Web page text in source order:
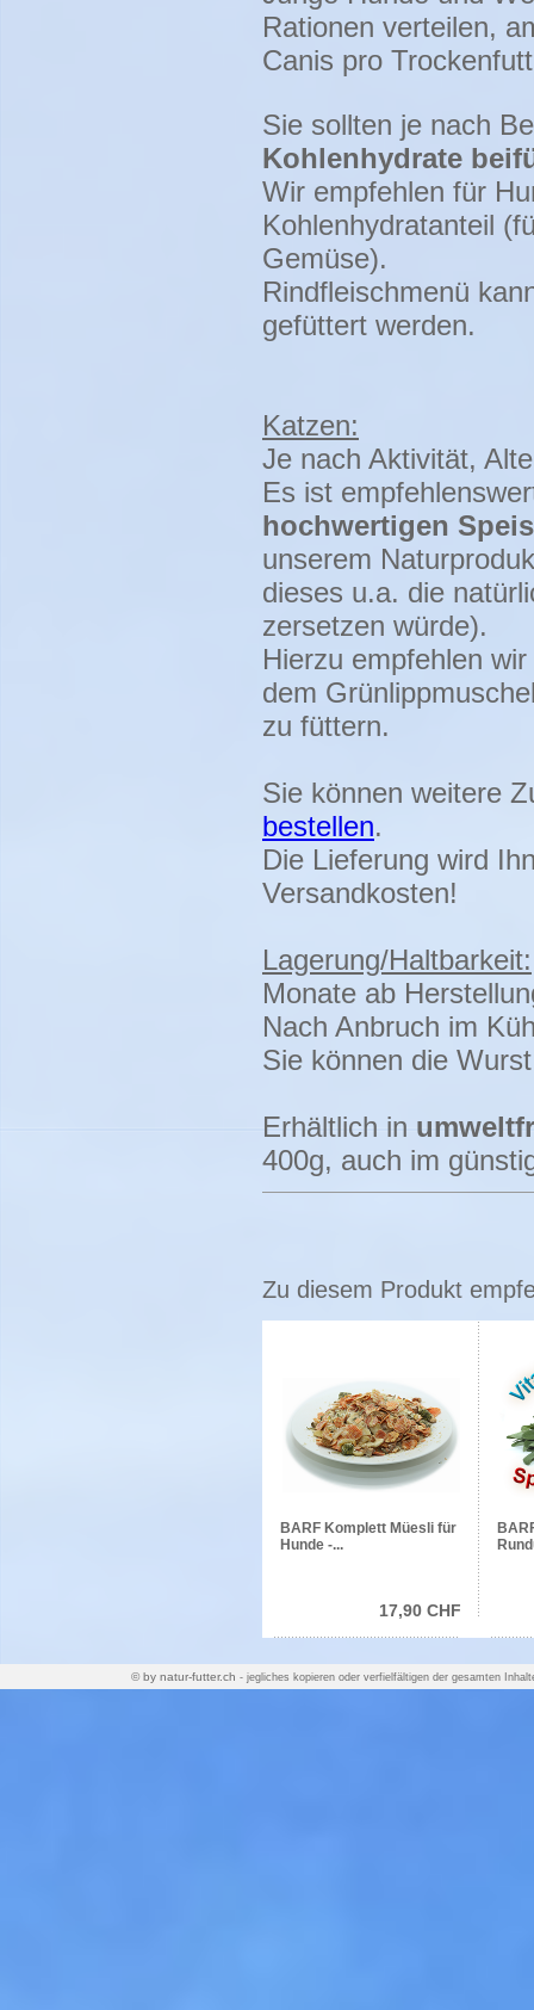
Rationen verteilen,
Canis pro
Sie sollten je nach
Kohlenhydrate
Wir empfehlen für
Kohlenhydratanteil
Gemüse).
Rindfleischmenü
gefüttert werden.
Katzen:
Je nach Aktivität,
Es ist
hochwertigen
unserem
dieses u.a. die
zersetzen würde).
Hierzu empfehlen
dem
zu füttern.
Sie können weitere
bestellen.
Die Lieferung wird
Versandkosten!
Lagerung/Haltbarkeit:
Monate ab
Nach Anbruch im
Sie können die
Erhältlich in
400g, auch im
Zu diesem Produkt
BARF Komplett Müesli für
Hunde -...
17,90 CHF
© by natur-futter.ch - jegliches kopieren oder verfielfältigen der